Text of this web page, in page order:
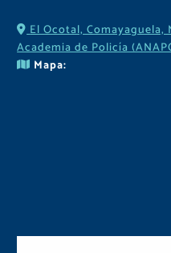
El Ocotal, Comayaguela,
Academia de Policía
Mapa: